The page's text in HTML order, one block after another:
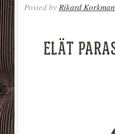
Posted by Rikard Korkman